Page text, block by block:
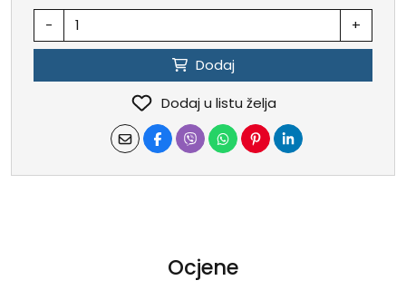
- +
Dodaj
Dodaj u listu želja
Ocjene